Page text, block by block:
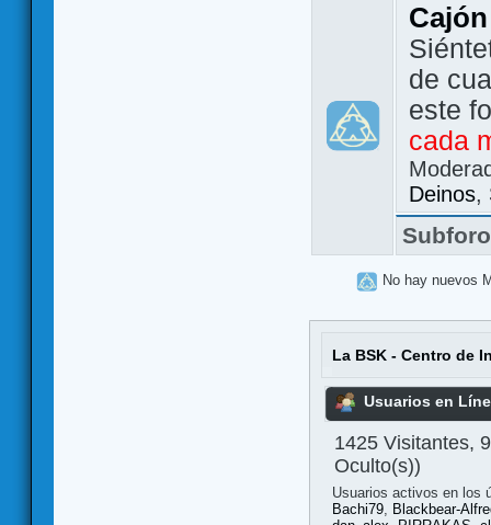
de
este
cada
Deinos,
No hay nuevos
La BSK - Centro de
Usuarios en
1425 Visitantes,
Oculto(s))
Usuarios activos en los
Bachi79, Blackbear-